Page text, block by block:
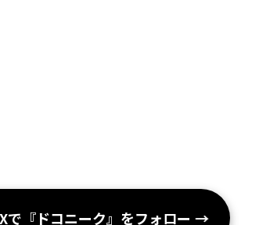
Xで『ドコニーク』をフォロー →